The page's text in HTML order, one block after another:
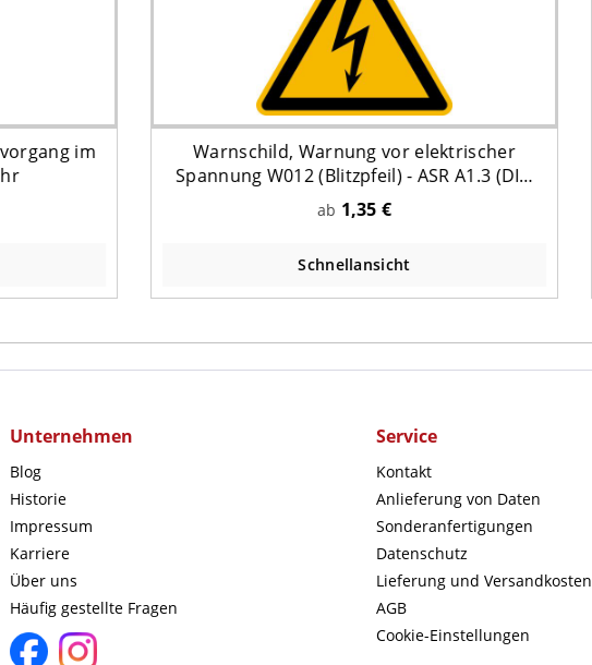
im
Warnschild, Warnung vor elektrischer
Spannung W012 (Blitzpfeil) - ASR A1.3 (DIN
EN ISO 7010)
ab 1,35 €
Schnellansicht
Unternehmen
Blog
Historie
Impressum
Karriere
Über uns
Häufig gestellte Fragen
Service
Kontakt
Anlieferung von Daten
Sonderanfertigungen
Datenschutz
Lieferung und Versandkosten
AGB
Cookie-Einstellungen